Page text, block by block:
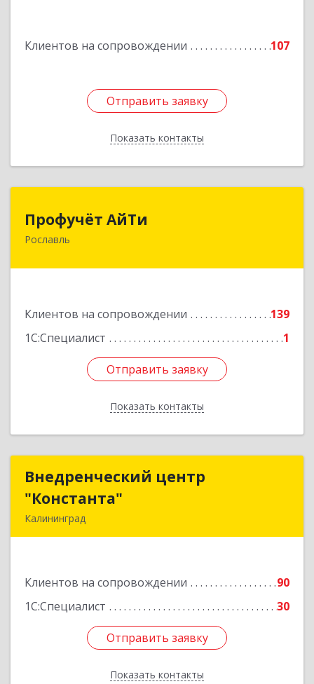
Клиентов на сопровождении 107
Отправить заявку
Показать контакты
Отправить заявку
Назад
Профучёт АйТи
Рославль
Клиентов на сопровождении
139
1С:Специалист
1
Отправить заявку
Показать контакты
216500, Смоленская обл, Рославльский р-н,
Отправить заявку
Назад
Внедренческий центр
"Константа"
Калининград
Клиентов на сопровождении
90
1С:Специалист
30
Отправить заявку
Показать контакты
Внедренческий центр
Подробнее
Отправить заявку
Назад